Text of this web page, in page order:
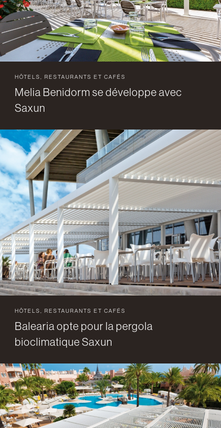
HÔTELS, RESTAURANTS ET CAFÉS
Melia Benidorm se développe avec
Saxun
HÔTELS, RESTAURANTS ET CAFÉS
Balearia opte pour la pergola
bioclimatique Saxun